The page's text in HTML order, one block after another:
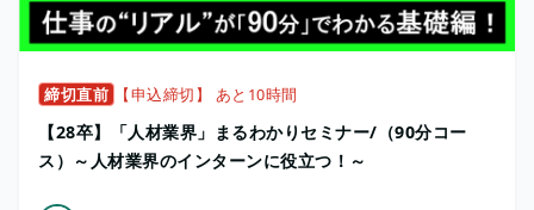
締切直前 【申込締切】 あと10時間
【28卒】「人材業界」まるわかりセミナー/（90分コー
ス）～人材業界のインターンに役立つ！～